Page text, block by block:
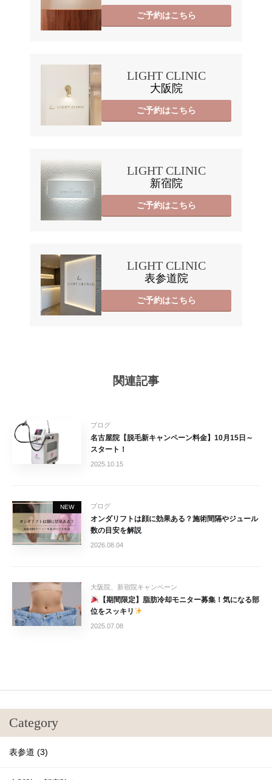
ご予約はこちら
LIGHT CLINIC
大阪院
ご予約はこちら
LIGHT CLINIC
新宿院
ご予約はこちら
LIGHT CLINIC
表参道院
ご予約はこちら
関連記事
ブログ
名古屋院【脱毛新キャンペーン料金】10月15日～
スタート！
2025.10.15
NEW ブログ
オンダリフトは顔に効果ある？施術間隔やジュール
数の目安を解説
2026.08.04
大阪院、新宿院キャンペーン
【期間限定】脂肪冷却モニター募集！気になる部
位をスッキリ
2025.07.08
Category
表参道 (3)